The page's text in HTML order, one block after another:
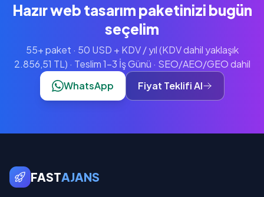
Hazır web tasarım paketinizi bugün
seçelim
55+ paket · 50 USD + KDV / yıl (KDV dahil yaklaşık
2.856,51 TL) · Teslim 1-3 İş Günü · SEO/AEO/GEO dahil
WhatsApp
Fiyat Teklifi Al
FASTAJANS